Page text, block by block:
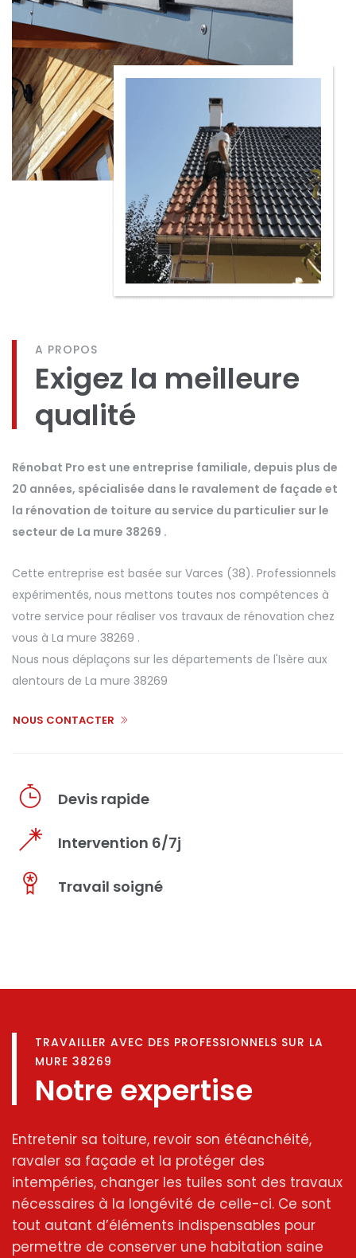
A PROPOS
Exigez la meilleure
qualité
Rénobat Pro est une entreprise familiale, depuis plus de
20 années, spécialisée dans le ravalement de façade et
la rénovation de toiture au service du particulier sur le
secteur de La mure 38269 .
Cette entreprise est basée sur Varces (38). Professionnels
expérimentés, nous mettons toutes nos compétences à
votre service pour réaliser vos travaux de rénovation chez
vous à La mure 38269 .
Nous nous déplaçons sur les départements de l'Isère aux
alentours de La mure 38269
NOUS CONTACTER
Devis rapide
Intervention 6/7j
Travail soigné
TRAVAILLER AVEC DES PROFESSIONNELS SUR LA
MURE 38269
Notre expertise
Entretenir sa toiture, revoir son étéanchéité,
ravaler sa façade et la protéger des
intempéries, changer les tuiles sont des travaux
nécessaires à la longévité de celle-ci. Ce sont
tout autant d’éléments indispensables pour
permettre de conserver une habitation saine